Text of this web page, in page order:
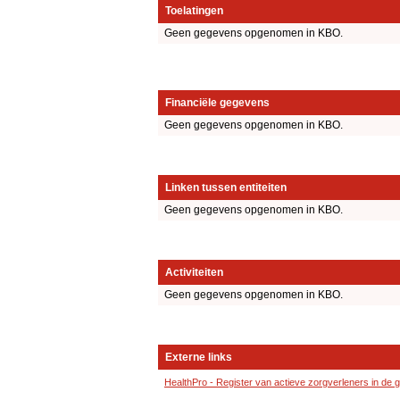
Toelatingen
Geen gegevens opgenomen in KBO.
Financiële gegevens
Geen gegevens opgenomen in KBO.
Linken tussen entiteiten
Geen gegevens opgenomen in KBO.
Activiteiten
Geen gegevens opgenomen in KBO.
Externe links
HealthPro - Register van actieve zorgverleners in de